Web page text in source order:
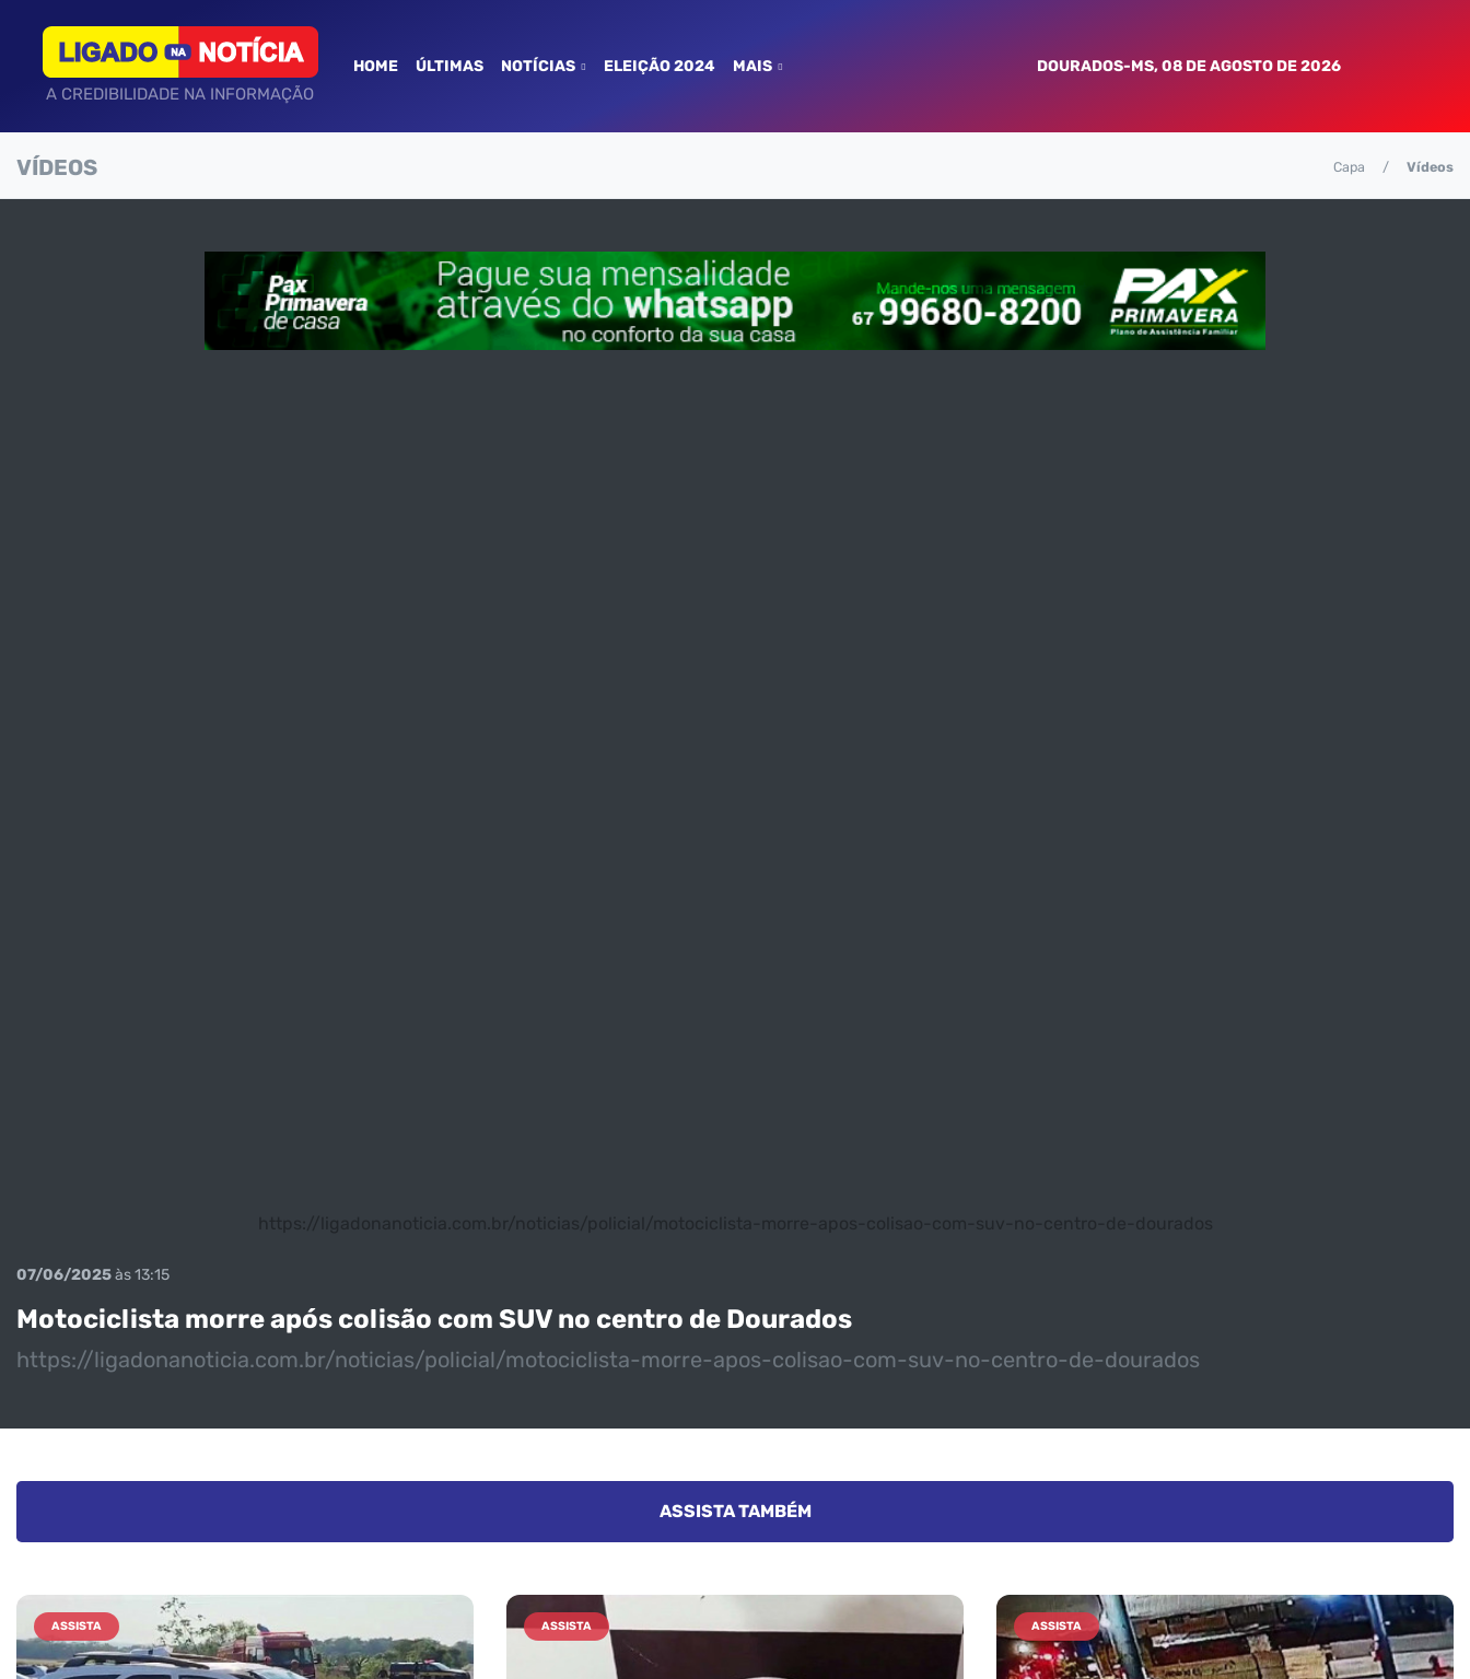
A CREDIBILIDADE NA INFORMAÇÃO
HOME ÚLTIMAS NOTÍCIAS ELEIÇÃO 2024 MAIS DOURADOS-MS, 08 DE AGOSTO DE 2026
VÍDEOS Capa Vídeos
https://ligadonanoticia.com.br/noticias/policial/motociclista-morre-apos-colisao-com-suv-no-centro-de-dourados
07/06/2025às 13:15
Motociclista morre após colisão com SUV no centro de Dourados
https://ligadonanoticia.com.br/noticias/policial/motociclista-morre-apos-colisao-com-suv-no-centro-de-dourados
ASSISTA TAMBÉM
ASSISTA ASSISTA ASSISTA